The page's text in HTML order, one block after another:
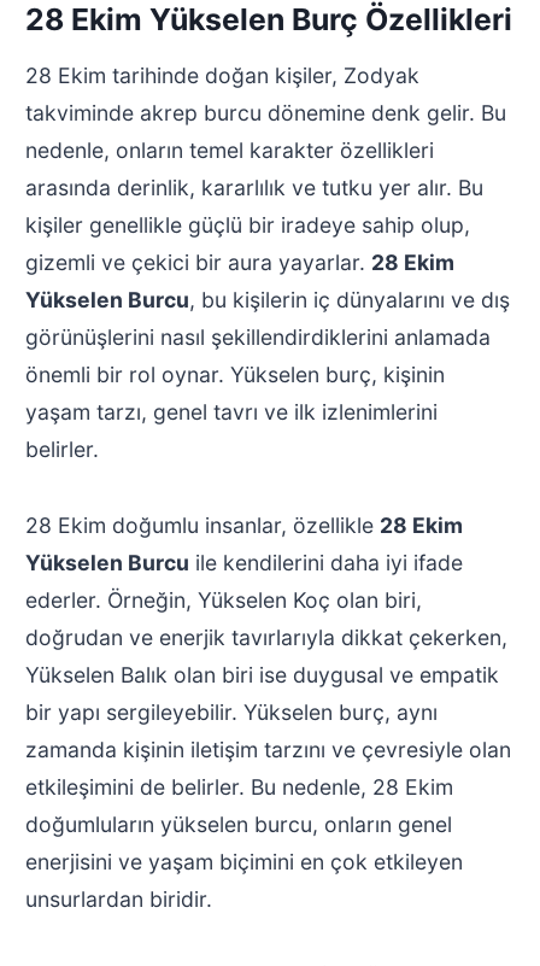
28 Ekim Yükselen Burç Özellikleri
28 Ekim tarihinde doğan kişiler, Zodyak
takviminde akrep burcu dönemine denk gelir. Bu
nedenle, onların temel karakter özellikleri
arasında derinlik, kararlılık ve tutku yer alır. Bu
kişiler genellikle güçlü bir iradeye sahip olup,
gizemli ve çekici bir aura yayarlar. 28 Ekim
Yükselen Burcu, bu kişilerin iç dünyalarını ve dış
görünüşlerini nasıl şekillendirdiklerini anlamada
önemli bir rol oynar. Yükselen burç, kişinin
yaşam tarzı, genel tavrı ve ilk izlenimlerini
belirler.
28 Ekim doğumlu insanlar, özellikle 28 Ekim
Yükselen Burcu ile kendilerini daha iyi ifade
ederler. Örneğin, Yükselen Koç olan biri,
doğrudan ve enerjik tavırlarıyla dikkat çekerken,
Yükselen Balık olan biri ise duygusal ve empatik
bir yapı sergileyebilir. Yükselen burç, aynı
zamanda kişinin iletişim tarzını ve çevresiyle olan
etkileşimini de belirler. Bu nedenle, 28 Ekim
doğumluların yükselen burcu, onların genel
enerjisini ve yaşam biçimini en çok etkileyen
unsurlardan biridir.